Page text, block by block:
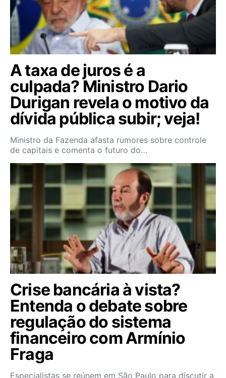
A taxa de juros é a
culpada? Ministro Dario
Durigan revela o motivo da
dívida pública subir; veja!
Ministro da Fazenda afasta rumores sobre controle
de capitais e comenta o futuro do…
Crise bancária à vista?
Entenda o debate sobre
regulação do sistema
financeiro com Armínio
Fraga
Especialistas se reúnem em São Paulo para discutir a